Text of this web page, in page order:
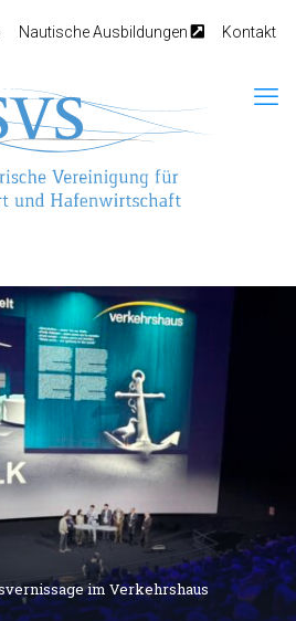
Nautische Ausbildungen Kontakt
im Verkehrshaus